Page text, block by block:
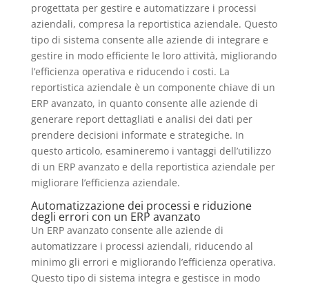
progettata per gestire e automatizzare i processi
aziendali, compresa la reportistica aziendale. Questo
tipo di sistema consente alle aziende di integrare e
gestire in modo efficiente le loro attività, migliorando
l’efficienza operativa e riducendo i costi. La
reportistica aziendale è un componente chiave di un
ERP avanzato, in quanto consente alle aziende di
generare report dettagliati e analisi dei dati per
prendere decisioni informate e strategiche. In
questo articolo, esamineremo i vantaggi dell’utilizzo
di un ERP avanzato e della reportistica aziendale per
migliorare l’efficienza aziendale.
Automatizzazione dei processi e riduzione
degli errori con un ERP avanzato
Un ERP avanzato consente alle aziende di
automatizzare i processi aziendali, riducendo al
minimo gli errori e migliorando l’efficienza operativa.
Questo tipo di sistema integra e gestisce in modo